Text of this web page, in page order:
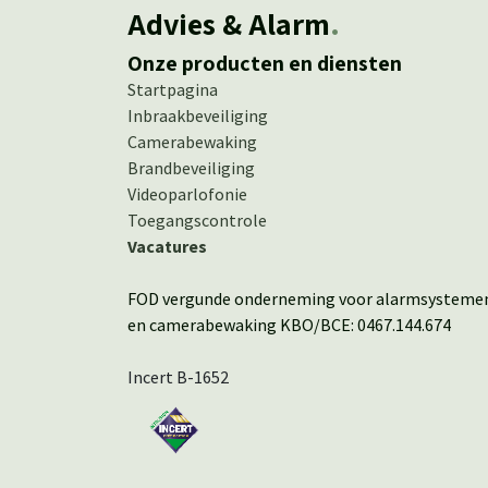
Advies & Alarm.
Onze producten en diensten
Startpagina
Inbraakbeveiliging
Camerabewaking
Brandbeveiliging
Videoparlofonie
Toegangscontrole
Vacatures
FOD vergunde onderneming voor
en camerabewaking KBO/BCE: 0467.144.674
Incert B-1652